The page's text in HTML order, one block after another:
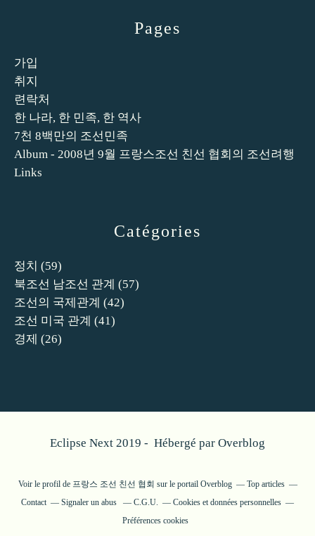
Catégories
정치 (59)
북조선 남조선 관계 (57)
조선의 국제관계 (42)
조선 미국 관계 (41)
경제 (26)
Pages
가입
취지
련락처
한 나라, 한 민족, 한 역사
7천 8백만의 조선민족
Album - 2008년 9월 프랑스조선 친선 협회의 조선려행
Links
Eclipse Next 2019 - Hébergé par Overblog
Voir le profil de 프랑스 조선 친선 협회 sur le portail Overblog
Top articles
Contact
Signaler un abus C.G.U.
Cookies et données personnelles
Préférences cookies